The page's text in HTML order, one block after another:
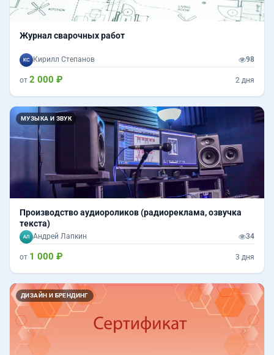
Журнал сварочных работ
Кирилл Степанов 98
от 2 000 ₽ 2 дня
МУЗЫКА И ЗВУК
Производство аудиороликов (радиореклама, озвучка
текста)
Андрей Лапкин 34
от 1 000 ₽ 3 дня
ДИЗАЙН И БРЕНДИНГ
Назад